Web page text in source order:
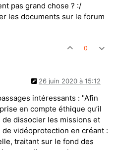
pas grand chose ? :/
les documents sur le forum
0
26 juin 2020 à 15:12
intéressants : "Afin
en compte éthique qu’il
dissocier les missions et
de vidéoprotection en créant :
traitant sur le fond des